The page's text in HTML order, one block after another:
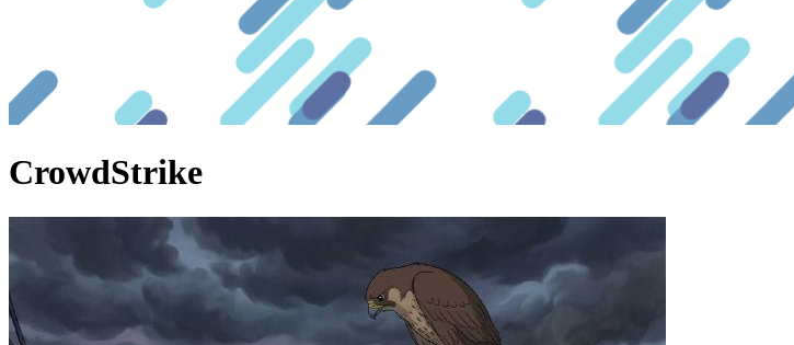
CrowdStrike